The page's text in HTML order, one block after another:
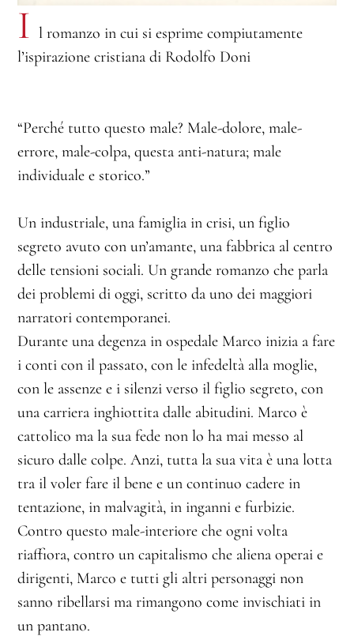
I l romanzo in cui si esprime compiutamente
l’ispirazione cristiana di Rodolfo Doni
“Perché tutto questo male? Male-dolore, male-
errore, male-colpa, questa anti-natura; male
individuale e storico.”
Un industriale, una famiglia in crisi, un figlio
segreto avuto con un’amante, una fabbrica al centro
delle tensioni sociali. Un grande romanzo che parla
dei problemi di oggi, scritto da uno dei maggiori
narratori contemporanei.
Durante una degenza in ospedale Marco inizia a fare
i conti con il passato, con le infedeltà alla moglie,
con le assenze e i silenzi verso il figlio segreto, con
una carriera inghiottita dalle abitudini. Marco è
cattolico ma la sua fede non lo ha mai messo al
sicuro dalle colpe. Anzi, tutta la sua vita è una lotta
tra il voler fare il bene e un continuo cadere in
tentazione, in malvagità, in inganni e furbizie.
Contro questo male-interiore che ogni volta
riaffiora, contro un capitalismo che aliena operai e
dirigenti, Marco e tutti gli altri personaggi non
sanno ribellarsi ma rimangono come invischiati in
un pantano.